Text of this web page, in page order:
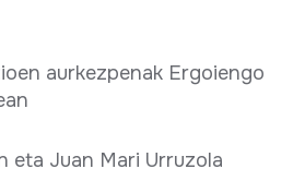
aurkezpenak Ergoiengo
eta Juan Mari Urruzola